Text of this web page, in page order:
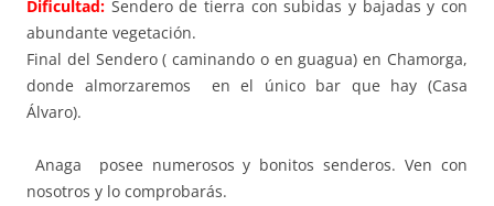
Dificultad: Sendero de tierra con subidas y bajadas y con
abundante vegetación.
Final del Sendero ( caminando o en guagua) en Chamorga,
donde almorzaremos en el único bar que hay (Casa
Álvaro).
Anaga posee numerosos y bonitos senderos. Ven con
nosotros y lo comprobarás.